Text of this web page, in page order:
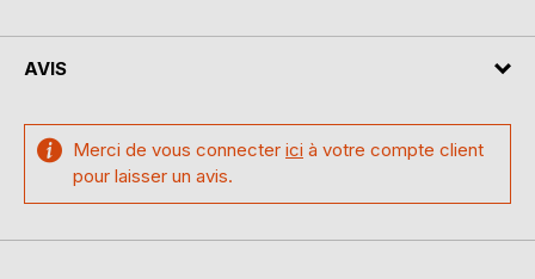
AVIS
Merci de vous connecter ici à votre compte client
pour laisser un avis.